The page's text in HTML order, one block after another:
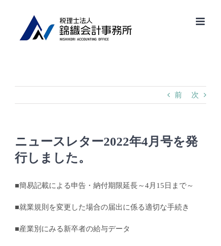
前 次
ニュースレター2022年4月号を発
行しました。
■簡易記載による申告・納付期限延長～4月15日まで～
■就業規則を変更した場合の届出に係る適切な手続き
■産業別にみる新卒者の給与データ